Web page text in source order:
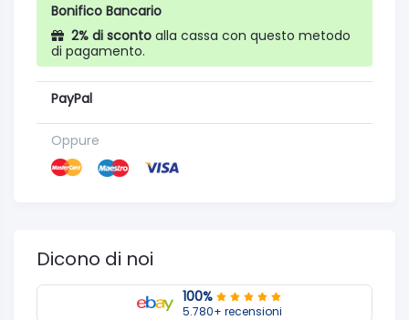
Bonifico Bancario
2% di sconto alla cassa con questo metodo
di pagamento.
PayPal
Oppure
Dicono di noi
100%
5.780+ recensioni